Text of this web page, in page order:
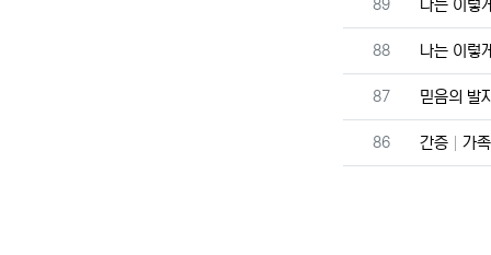
번호
89 나는 이렇
번호
88 나는 이렇
번호
87 믿음의 발
번호
86 간증 가